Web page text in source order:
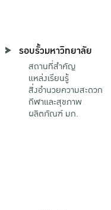
รอบรั้วมหาวิทยาลัย
สถานที่สำคัญ
แหล่งเรียนรู้
สิ่งอำนวยความสะดวก
กีฬาและสุขภาพ
ผลิตภัณฑ์ มก.